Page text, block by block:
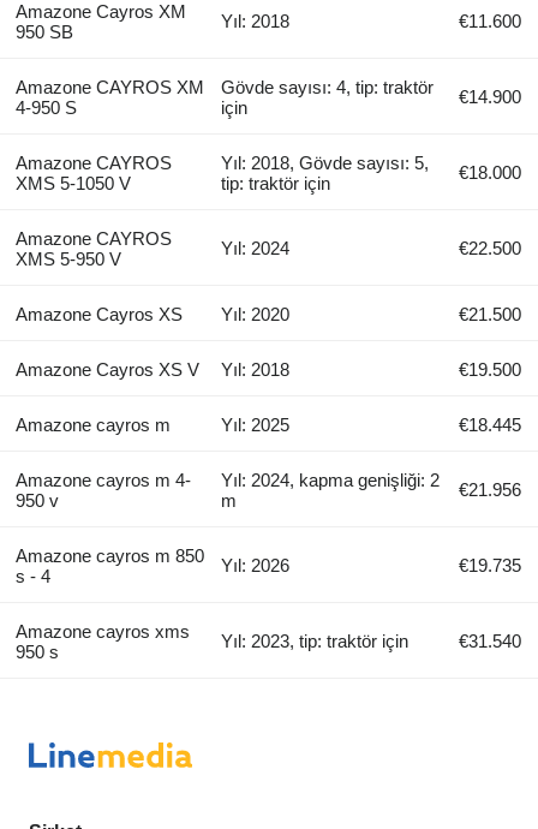
Amazone Cayros XM
950 SB
Yıl: 2018 €11.600
Amazone CAYROS XM
4-950 S
Gövde sayısı: 4, tip: traktör
için
€14.900
Amazone CAYROS
XMS 5-1050 V
Yıl: 2018, Gövde sayısı: 5,
tip: traktör için
€18.000
Amazone CAYROS
XMS 5-950 V
Yıl: 2024 €22.500
Amazone Cayros XS Yıl: 2020 €21.500
Amazone Cayros XS V Yıl: 2018 €19.500
Amazone cayros m Yıl: 2025 €18.445
Amazone cayros m 4-
950 v
Yıl: 2024, kapma genişliği: 2
m
€21.956
Amazone cayros m 850
s - 4
Yıl: 2026 €19.735
Amazone cayros xms
950 s
Yıl: 2023, tip: traktör için €31.540